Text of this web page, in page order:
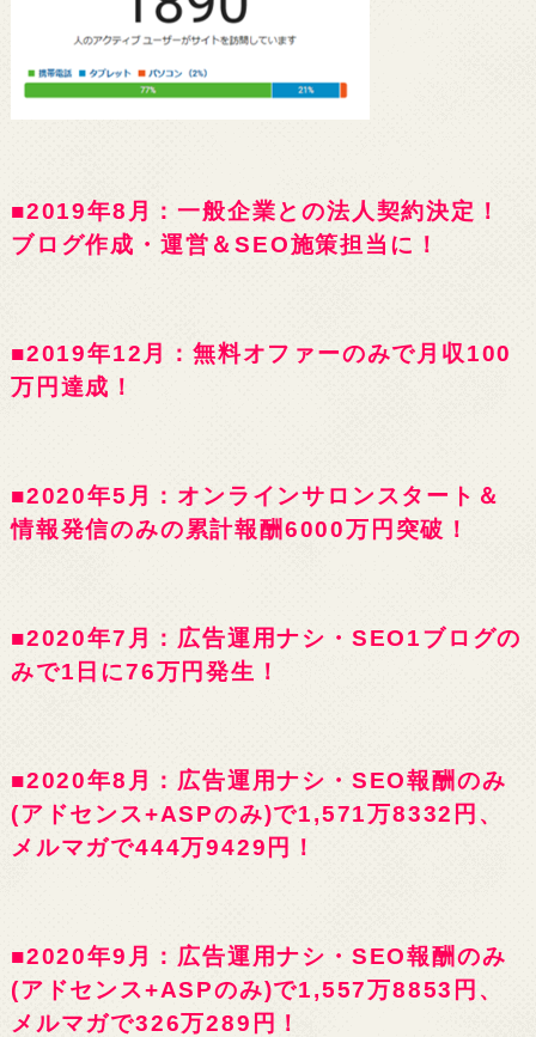
■2019年8月：一般企業との法人契約決定！
ブログ作成・運営＆SEO施策担当に！
■2019年12月：無料オファーのみで月収100
万円達成！
■2020年5月：オンラインサロンスタート＆
情報発信のみの累計報酬6000万円突破！
■2020年7月：広告運用ナシ・SEO1ブログの
みで1日に76万円発生！
■2020年8月：広告運用ナシ・SEO報酬のみ
(アドセンス+ASPのみ)で1,571万8332円、
メルマガで444万9429円！
■2020年9月：広告運用ナシ・SEO報酬のみ
(アドセンス+ASPのみ)で1,557万8853円、
メルマガで326万289円！